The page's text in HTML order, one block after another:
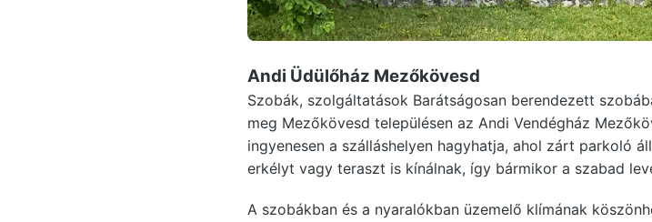
Andi Üdülőház Mezőkövesd
Szobák, szolgáltatások Barátságosan berendezett
meg Mezőkövesd településen az Andi Vendégház
ingyenesen a szálláshelyen hagyhatja, ahol zárt parkoló
erkélyt vagy teraszt is kínálnak, így bármikor a szabad
A szobákban és a nyaralókban üzemelő klímának